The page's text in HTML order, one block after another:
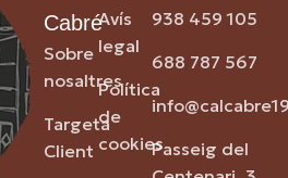
Cabré
Sobre
nosaltres
Targeta
Client
Avís
legal
Política
de
cookies
938 459 105
688 787 567
Passeig del